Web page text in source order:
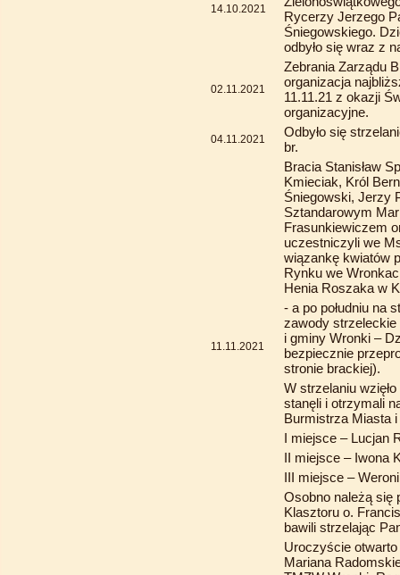
14.10.2021
Rycerzy Jerzego
Śniegowskiego.
odbyło się wraz z
02.11.2021
Zebrania Zarządu
organizacja
11.11.21 z okazji
organizacyjne.
04.11.2021
Odbyło się
br.
11.11.2021
Bracia Stanisław
Kmieciak, Król
Śniegowski, Jerzy
Sztandarowym
Frasunkiewiczem
uczestniczyli we
wiązankę kwiatów
Rynku we
Henia Roszaka w
- a po południu na
zawody
i gminy Wronki –
bezpiecznie
stronie brackiej).
W strzelaniu
stanęli i otrzymali
Burmistrza Miasta
I miejsce – Lucjan
II miejsce – Iwona
III miejsce –
Osobno należą się
Klasztoru o.
bawili strzelając
Uroczyście otwarto
Mariana